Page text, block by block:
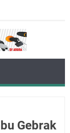
Gebrak